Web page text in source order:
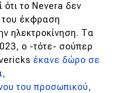
ότι το Nevera δεν
του έκφραση
ηλεκτροκίνηση. Τα
ο -τότε- σούπερ
έκανε δώρο σε
του προσωπικού,